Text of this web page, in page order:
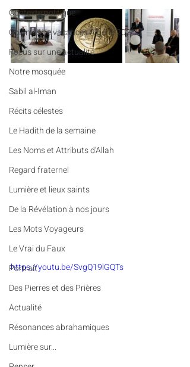
Contexte politique
Colonies de vacances Algérie 2024
​​Focus sur une actualité
Notre mosquée
Sabil al-Iman
Récits célestes
Le Hadith de la semaine
Les Noms et Attributs d'Allah
Regard fraternel
Lumière et lieux saints
De la Révélation à nos jours
Les Mots Voyageurs
Le Vrai du Faux
Portrait
Des Pierres et des Prières
Actualité
Résonances abrahamiques
Lumière sur...
https://youtu.be/SvgQ19lGQTs